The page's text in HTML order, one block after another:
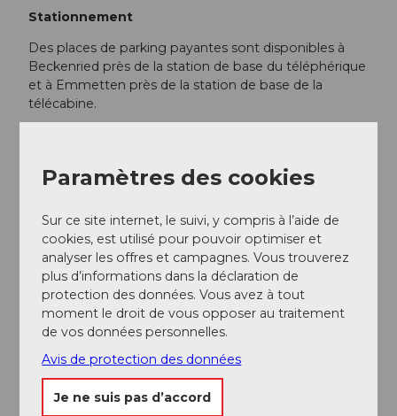
Stationnement
Des places de parking payantes sont disponibles à
Beckenried près de la station de base du téléphérique
et à Emmetten près de la station de base de la
télécabine.
En car postal de Stans, gare jusqu'à Beckenried, poste
Informations supplémentaires / Liens
Flyer et horaires de la Wintersafari 2024/2025
Tarifs
Les tarifs pour la saison d'hiver 2025/26 seront
annoncés début hiver 2025.
Le billet circulaire comprend le téléphérique
Beckenried-Klewenalp, la télécabine Stockhütte-
Paramètres des cookies
Sur ce site internet, le suivi, y compris à l’aide de
cookies, est utilisé pour pouvoir optimiser et
analyser les offres et campagnes. Vous trouverez
plus d’informations dans la déclaration de
protection des données. Vous avez à tout
moment le droit de vous opposer au traitement
de vos données personnelles.
Avis de protection des données
Je ne suis pas d’accord